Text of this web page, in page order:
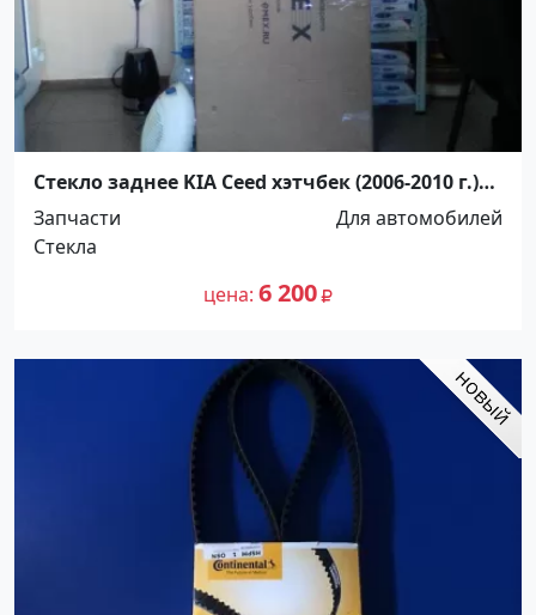
Стекло заднее KIA Ceed хэтчбек (2006-2010 г.)
Краснодар
Запчасти
Для автомобилей
Стекла
цена 6 200